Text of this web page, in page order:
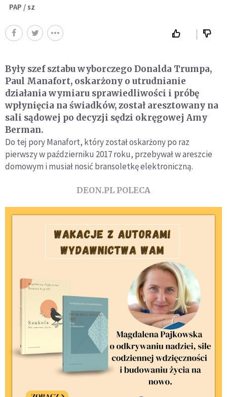
PAP / sz
Były szef sztabu wyborczego Donalda Trumpa,
Paul Manafort, oskarżony o utrudnianie
działania wymiaru sprawiedliwości i próbę
wpłynięcia na świadków, został aresztowany na
sali sądowej po decyzji sędzi okręgowej Amy
Berman.
Do tej pory Manafort, który został oskarżony po raz
pierwszy w październiku 2017 roku, przebywał w areszcie
domowym i musiał nosić bransoletkę elektroniczną.
DEON.PL POLECA